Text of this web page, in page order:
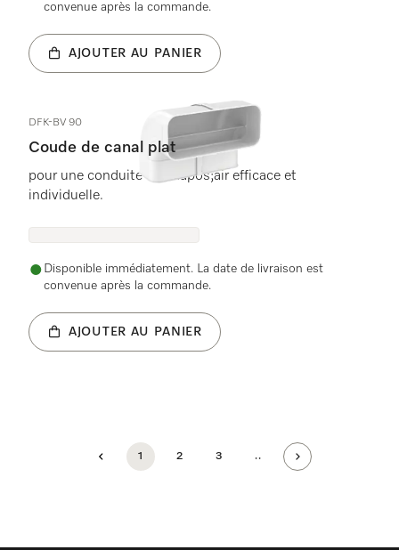
convenue après la commande.
AJOUTER AU PANIER
DFK-BV 90
Coude de canal plat
pour une conduite de l&apos;air efficace et
individuelle.
Disponible immédiatement. La date de livraison est
convenue après la commande.
AJOUTER AU PANIER
1 2 3 ..